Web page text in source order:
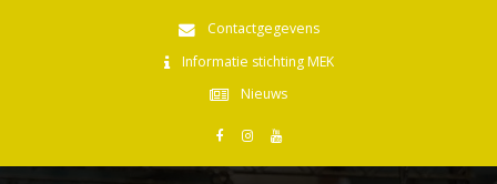
Contactgegevens
Informatie stichting MEK
Nieuws